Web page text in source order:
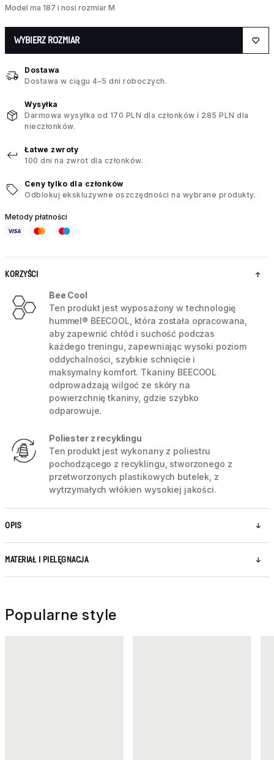
Model ma 187 i nosi rozmiar M
WYBIERZ ROZMIAR
Dostawa
Dostawa w ciągu 4–5 dni roboczych.
Wysyłka
Darmowa wysyłka od 170 PLN dla członków i 285 PLN dla
nieczłonków.
Łatwe zwroty
100 dni na zwrot dla członków.
Ceny tylko dla członków
Odblokuj ekskluzywne oszczędności na wybrane produkty.
Metody płatności
KORZYŚCI
Bee Cool
Ten produkt jest wyposażony w technologię
hummel® BEECOOL, która została opracowana,
aby zapewnić chłód i suchość podczas
każdego treningu, zapewniając wysoki poziom
oddychalności, szybkie schnięcie i
maksymalny komfort. Tkaniny BEECOOL
odprowadzają wilgoć ze skóry na
powierzchnię tkaniny, gdzie szybko
odparowuje.
Poliester z recyklingu
Ten produkt jest wykonany z poliestru
pochodzącego z recyklingu, stworzonego z
przetworzonych plastikowych butelek, z
wytrzymałych włókien wysokiej jakości.
OPIS
MATERIAŁ I PIELĘGNACJA
Popularne style